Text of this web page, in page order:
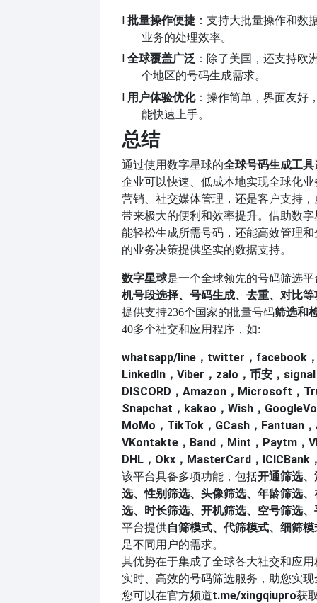
l 批量操作便捷 ：支持大批量操作和数
业务的处理效率。
全球覆盖广泛 ：除了美国，还支持欧
个地区的号码生成需求。
l 用户体验优化：操作简单，界面友好
能快速上手。
总结
通过使用数字星球的全球号码生成工具
企业可以快速、低成本地实现全球化
营销、社交媒体管理，还是客户支持
带来极大的便利和效率提升。借助数
能轻松生成所需号码，还能高效管理
的业务决策提供坚实的数据支持。
数字星球是一个全球领先的号码筛选
机号段选择、号码生成、去重、对比等
提供支持236个国家的批量号码筛选和
40多个社交和应用程序，如:
whatsapp/line，twitter，facebook
LinkedIn，Viber，zalo，币安，
DISCORD，Amazon，Microsoft，
Snapchat，kakao，Wish，
MoMo，TikTok，GCash，Fantuan
VKontakte，Band，Mint，Paytm，
DHL，Okx，MasterCard，ICICBank
该平台具备多项功能，包括开通筛选
选、性别筛选、头像筛选、年龄筛选
选、时长筛选、开机筛选、空号筛选
平台提供自筛模式、代筛模式、细筛
足不同用户的需求。
其优势在于集成了全球各大社交和应
实时、高效的号码筛选服务，助您实
您可以在官方频道t.me/xingqiupro获